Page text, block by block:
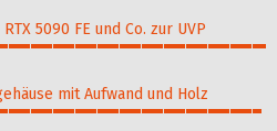
5090 FE und Co. zur UVP
mit Aufwand und Holz